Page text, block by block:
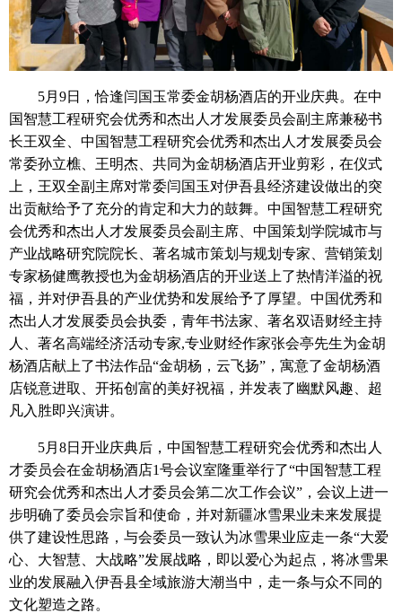
5月9日，恰逢闫国玉常委金胡杨酒店的开业庆典。在中
国智慧工程研究会优秀和杰出人才发展委员会副主席兼秘书
长王双全、中国智慧工程研究会优秀和杰出人才发展委员会
常委孙立樵、王明杰、共同为金胡杨酒店开业剪彩，在仪式
上，王双全副主席对常委闫国玉对伊吾县经济建设做出的突
出贡献给予了充分的肯定和大力的鼓舞。中国智慧工程研究
会优秀和杰出人才发展委员会副主席、中国策划学院城市与
产业战略研究院院长、著名城市策划与规划专家、营销策划
专家杨健鹰教授也为金胡杨酒店的开业送上了热情洋溢的祝
福，并对伊吾县的产业优势和发展给予了厚望。中国优秀和
杰出人才发展委员会执委，青年书法家、著名双语财经主持
人、著名高端经济活动专家,专业财经作家张会亭先生为金胡
杨酒店献上了书法作品“金胡杨，云飞扬”，寓意了金胡杨酒
店锐意进取、开拓创富的美好祝福，并发表了幽默风趣、超
凡入胜即兴演讲。
5月8日开业庆典后，中国智慧工程研究会优秀和杰出人
才委员会在金胡杨酒店1号会议室隆重举行了“中国智慧工程
研究会优秀和杰出人才委员会第二次工作会议”，会议上进一
步明确了委员会宗旨和使命，并对新疆冰雪果业未来发展提
供了建设性思路，与会委员一致认为冰雪果业应走一条“大爱
心、大智慧、大战略”发展战略，即以爱心为起点，将冰雪果
业的发展融入伊吾县全域旅游大潮当中，走一条与众不同的
文化塑造之路。